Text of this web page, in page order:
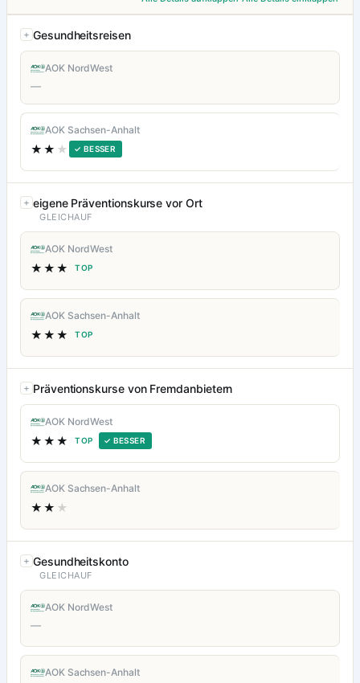
Gesundheitsreisen
AOK NordWest
—
AOK Sachsen-Anhalt
★★ ★ ✓ BESSER
eigene Präventionskurse vor Ort
GLEICHAUF
AOK NordWest
★★★ TOP
AOK Sachsen-Anhalt
★★★ TOP
Präventionskurse von Fremdanbietern
AOK NordWest
★★★ TOP ✓ BESSER
AOK Sachsen-Anhalt
★★ ★
Gesundheitskonto
GLEICHAUF
AOK NordWest
—
AOK Sachsen-Anhalt